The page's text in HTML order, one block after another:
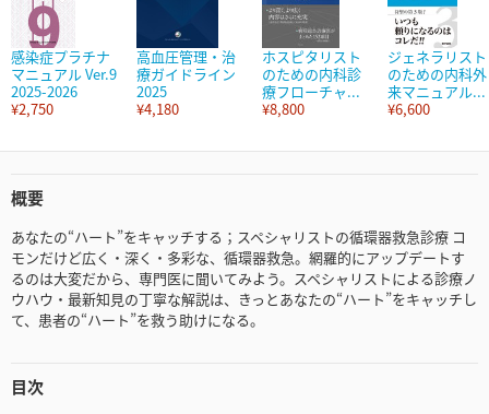
感染症プラチナ
マニュアル Ver.9
2025-2026
¥2,750
高血圧管理・治
療ガイドライン
2025
¥4,180
ホスピタリスト
のための内科診
療フローチャ...
¥8,800
ジェネラリスト
のための内科外
来マニュアル...
¥6,600
概要
あなたの“ハート”をキャッチする；スペシャリストの循環器救急診療 コ
モンだけど広く・深く・多彩な、循環器救急。網羅的にアップデートす
るのは大変だから、専門医に聞いてみよう。スペシャリストによる診療ノ
ウハウ・最新知見の丁寧な解説は、きっとあなたの“ハート”をキャッチし
て、患者の“ハート”を救う助けになる。
目次